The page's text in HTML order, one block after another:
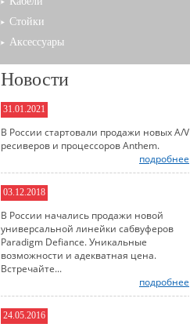
Стойки
Аксессуары
Новости
31.01.2021
В России стартовали продажи новых A/V
ресиверов и процессоров Anthem.
подробнее
03.12.2018
В России начались продажи новой
универсальной линейки сабвуферов
Paradigm Defiance. Уникальные
возможности и адекватная цена.
Встречайте...
подробнее
24.05.2016